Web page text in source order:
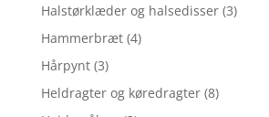
Halstørklæder og halsedisser (3)
Hammerbræt (4)
Hårpynt (3)
Heldragter og køredragter (8)